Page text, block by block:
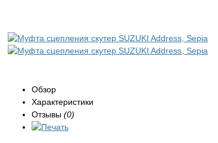
Обзор
Характеристики
Отзывы (0)